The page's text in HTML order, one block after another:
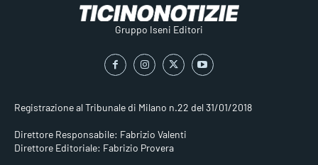
Gruppo Iseni Editori
Registrazione al Tribunale di Milano n.22 del 31/01/2018
Direttore Responsabile: Fabrizio Valenti
Direttore Editoriale: Fabrizio Provera